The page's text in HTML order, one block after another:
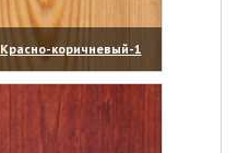
Красно-коричневый-1
(увеличить)